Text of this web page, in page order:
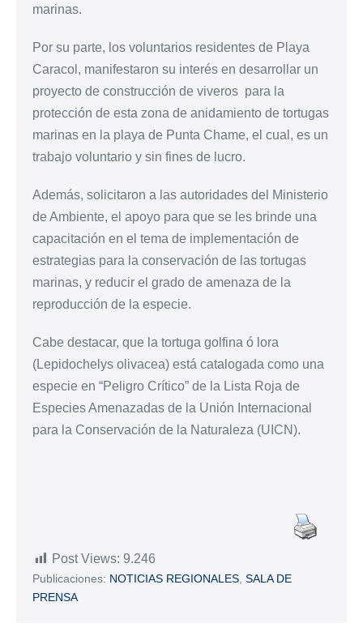
marinas.
Por su parte, los voluntarios residentes de Playa
Caracol, manifestaron su interés en desarrollar un
proyecto de construcción de viveros para la
protección de esta zona de anidamiento de tortugas
marinas en la playa de Punta Chame, el cual, es un
trabajo voluntario y sin fines de lucro.
Además, solicitaron a las autoridades del Ministerio
de Ambiente, el apoyo para que se les brinde una
capacitación en el tema de implementación de
estrategias para la conservación de las tortugas
marinas, y reducir el grado de amenaza de la
reproducción de la especie.
Cabe destacar, que la tortuga golfina ó lora
(Lepidochelys olivacea) está catalogada como una
especie en “Peligro Crítico” de la Lista Roja de
Especies Amenazadas de la Unión Internacional
para la Conservación de la Naturaleza (UICN).
Post Views: 9.246
Publicaciones: NOTICIAS REGIONALES SALA DE
PRENSA